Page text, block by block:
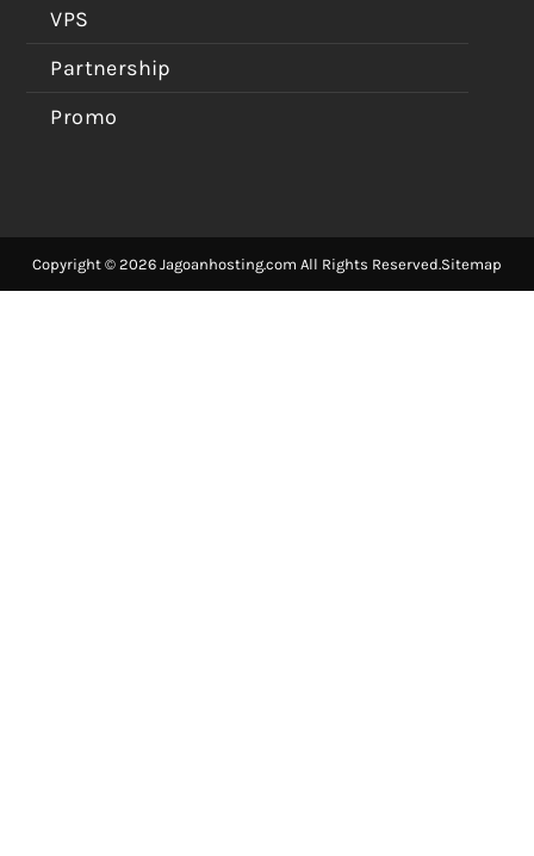
VPS
Partnership
Promo
Copyright © 2026 Jagoanhosting.com All Rights Reserved.Sitemap